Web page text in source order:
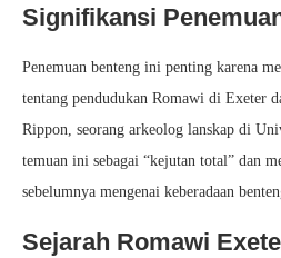
Signifikansi
Penemuan benteng ini penting karena
tentang pendudukan Romawi di Exeter
Rippon, seorang arkeolog lanskap di
temuan ini sebagai “kejutan total” dan
sebelumnya mengenai keberadaan
Sejarah Romawi